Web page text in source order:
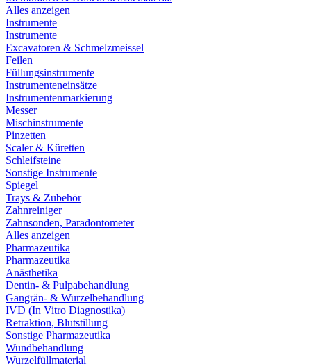
Alles anzeigen
Instrumente
Instrumente
Excavatoren & Schmelzmeissel
Feilen
Füllungsinstrumente
Instrumenteneinsätze
Instrumentenmarkierung
Messer
Mischinstrumente
Pinzetten
Scaler & Küretten
Schleifsteine
Sonstige Instrumente
Spiegel
Trays & Zubehör
Zahnreiniger
Zahnsonden, Paradontometer
Alles anzeigen
Pharmazeutika
Pharmazeutika
Anästhetika
Dentin- & Pulpabehandlung
Gangrän- & Wurzelbehandlung
IVD (In Vitro Diagnostika)
Retraktion, Blutstillung
Sonstige Pharmazeutika
Wundbehandlung
Wurzelfüllmaterial